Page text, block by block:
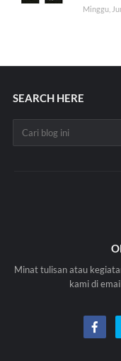
Minggu,
SEARCH HERE
Minat tulisan atau
kami di